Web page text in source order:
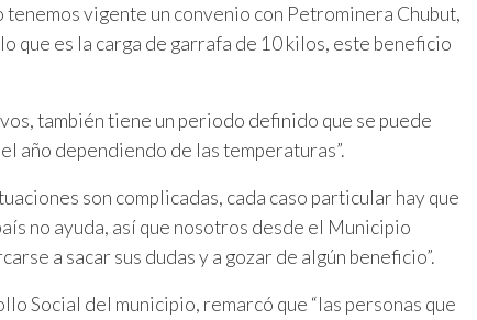
tenemos vigente un convenio con Petrominera Chubut,
que es la carga de garrafa de 10 kilos, este beneficio
también tiene un periodo definido que se puede
año dependiendo de las temperaturas”.
son complicadas, cada caso particular hay que
no ayuda, así que nosotros desde el Municipio
a sacar sus dudas y a gozar de algún beneficio”.
Social del municipio, remarcó que “las personas que